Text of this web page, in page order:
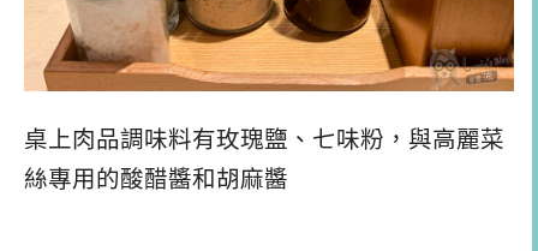
桌上肉品調味料有玫瑰鹽、七味粉，與高麗菜
絲專用的酸醋醬和胡麻醬